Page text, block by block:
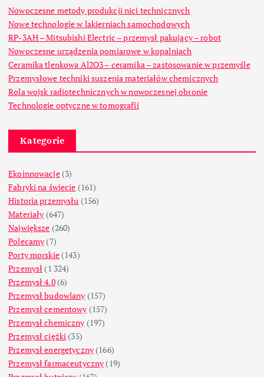
Nowoczesne metody produkcji nici technicznych
Nowe technologie w lakierniach samochodowych
RP-3AH – Mitsubishi Electric – przemysł pakujący – robot
Nowoczesne urządzenia pomiarowe w kopalniach
Ceramika tlenkowa Al2O3 – ceramika – zastosowanie w przemyśle
Przemysłowe techniki suszenia materiałów chemicznych
Rola wojsk radiotechnicznych w nowoczesnej obronie
Technologie optyczne w tomografii
Kategorie
Ekoinnowacje(3)
Fabryki na świecie (161)
Historia przemysłu (156)
Materiały (647)
Największe (260)
Polecamy (7)
Porty morskie(143)
Przemysł (1 324)
Przemysł 4.0(6)
Przemysł budowlany (157)
Przemysł cementowy (157)
Przemysł chemiczny (197)
Przemysł ciężki (35)
Przemysł energetyczny (166)
Przemysł farmaceutyczny (19)